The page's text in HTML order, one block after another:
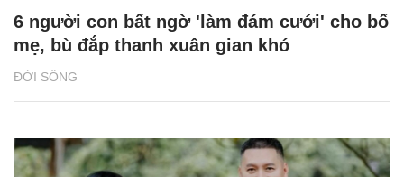
ĐỜI SỐNG
6 người con bất ngờ 'làm đám cưới' cho bố
mẹ, bù đắp thanh xuân gian khó